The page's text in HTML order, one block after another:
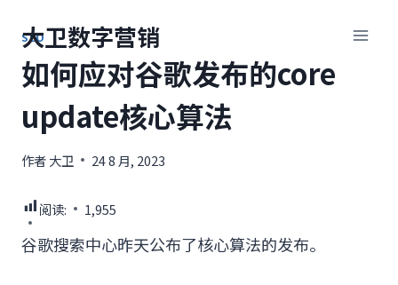
大卫数字营销
SEO
如何应对谷歌发布的core
update核心算法
作者大卫 24 8 月, 2023
阅读: 1,955
谷歌搜索中心昨天公布了核心算法的发布。